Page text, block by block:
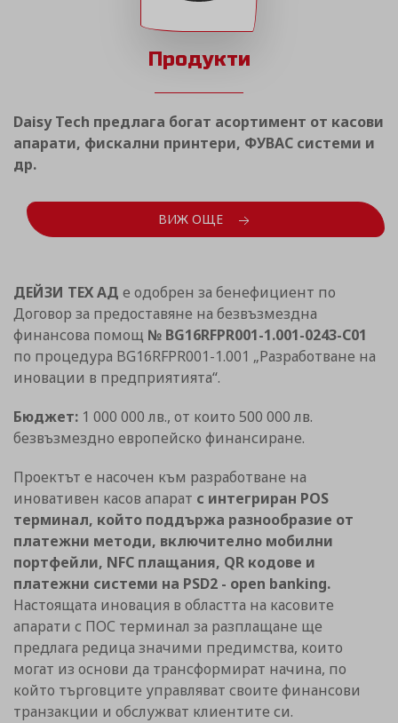
Продукти
Daisy Tech предлага богат асортимент от касови
апарати, фискални принтери, ФУВАС системи и
др.
ВИЖ ОЩЕ
ДЕЙЗИ ТЕХ АД е одобрен за бенефициент по
Договор за предоставяне на безвъзмездна
финансова помощ № BG16RFPR001-1.001-0243-C01
по процедура BG16RFPR001-1.001 „Разработване на
иновации в предприятията“.
Бюджет: 1 000 000 лв., от които 500 000 лв.
безвъзмездно европейско финансиране.
Проектът е насочен към разработване на
иновативен касов апарат с интегриран POS
терминал, който поддържа разнообразие от
платежни методи, включително мобилни
портфейли, NFC плащания, QR кодове и
платежни системи на PSD2 - open banking.
Настоящата иновация в областта на касовите
апарати с ПОС терминал за разплащане ще
предлага редица значими предимства, които
могат из основи да трансформират начина, по
който търговците управляват своите финансови
транзакции и обслужват клиентите си.